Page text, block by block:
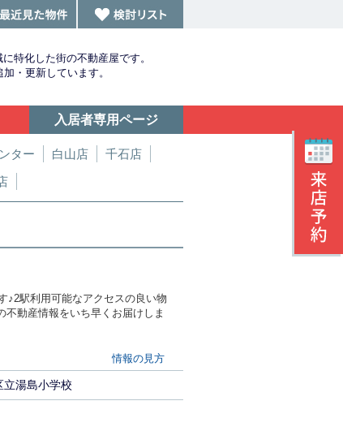
特化した街の不動産屋です。
・更新しています。
入居者専用ページ
ター 白山店
千石店
♪2駅利用可能なアクセスの良い物
動産情報をいち早くお届けしま
情報の見方
立湯島小学校